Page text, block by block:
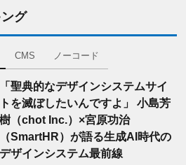
グ
CMS ノーコード
「聖典的なデザインシステムサイ
トを滅ぼしたいんですよ」 小島芳
樹（chot Inc.）×宮原功治
（SmartHR）が語る生成AI時代の
デザインシステム最前線